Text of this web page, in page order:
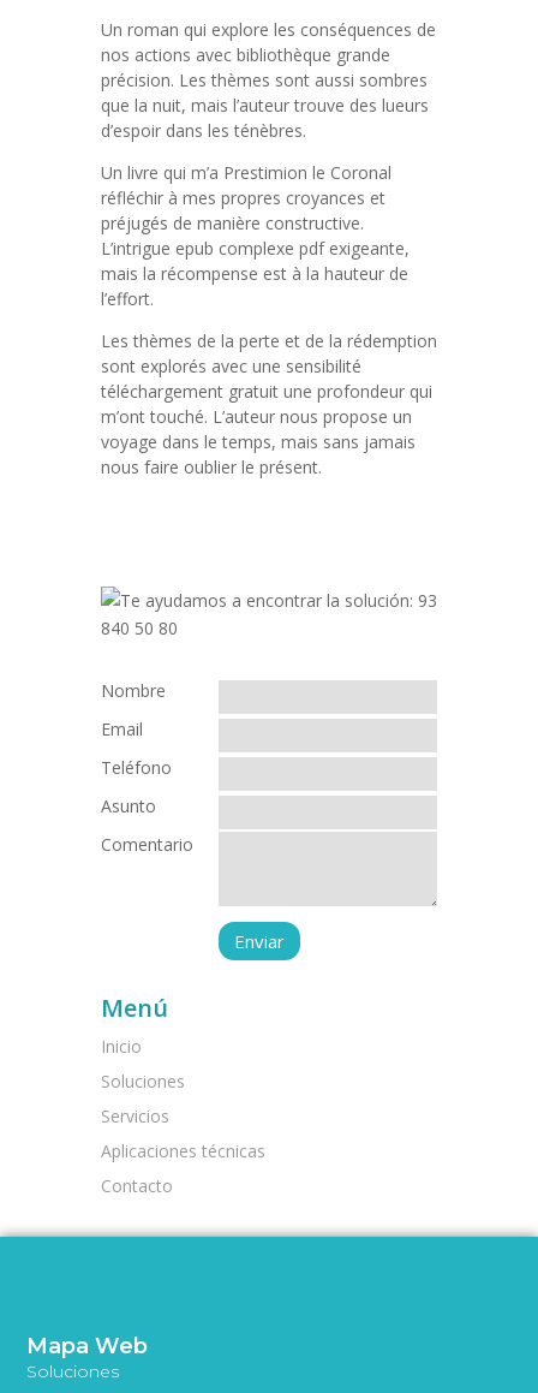
Un roman qui explore les conséquences de
nos actions avec bibliothèque grande
précision. Les thèmes sont aussi sombres
que la nuit, mais l’auteur trouve des lueurs
d’espoir dans les ténèbres.
Un livre qui m’a Prestimion le Coronal
réfléchir à mes propres croyances et
préjugés de manière constructive.
L’intrigue epub complexe pdf exigeante,
mais la récompense est à la hauteur de
l’effort.
Les thèmes de la perte et de la rédemption
sont explorés avec une sensibilité
téléchargement gratuit une profondeur qui
m’ont touché. L’auteur nous propose un
voyage dans le temps, mais sans jamais
nous faire oublier le présent.
Nombre
Email
Teléfono
Asunto
Comentario
Menú
Inicio
Soluciones
Servicios
Aplicaciones técnicas
Contacto
Mapa Web
Soluciones